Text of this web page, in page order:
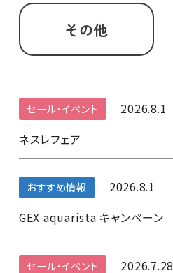
その他
セール・イベント
2026.8.1
ネスレフェア
おすすめ情報
2026.8.1
GEX aquarista キャンペーン
セール・イベント
2026.7.28